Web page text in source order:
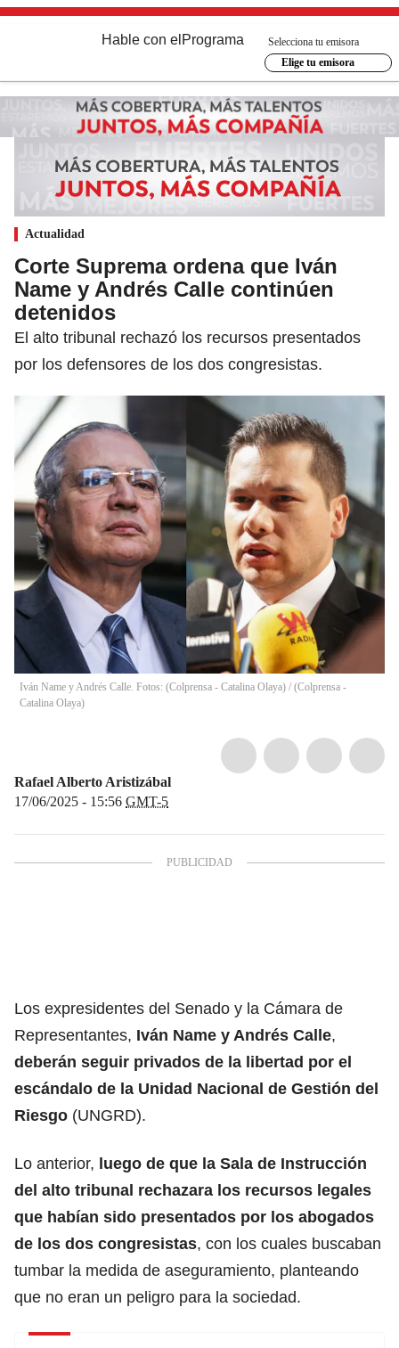
Hable con el Programa
Selecciona tu emisora
Elige tu emisora
Actualidad
Corte Suprema ordena que Iván
Name y Andrés Calle continúen
detenidos
El alto tribunal rechazó los recursos presentados
por los defensores de los dos congresistas.
Iván Name y Andrés Calle. Fotos: (Colprensa - Catalina Olaya) / (Colprensa -
Catalina Olaya)
Rafael Alberto Aristizábal
17/06/2025 - 15:56 GMT-5
Los expresidentes del Senado y la Cámara de
Representantes, Iván Name y Andrés Calle,
deberán seguir privados de la libertad por el
escándalo de la Unidad Nacional de Gestión del
Riesgo (UNGRD).
Lo anterior, luego de que la Sala de Instrucción
del alto tribunal rechazara los recursos legales
que habían sido presentados por los abogados
de los dos congresistas, con los cuales buscaban
tumbar la medida de aseguramiento, planteando
que no eran un peligro para la sociedad.